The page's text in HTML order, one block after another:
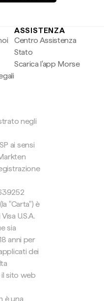
ASSISTENZA
Centro Assistenza
Stato
Scarica l'app Morse
negli
ai sensi
"Carta") è
U.S.A.
sia
anni per
dei
sito web
è una